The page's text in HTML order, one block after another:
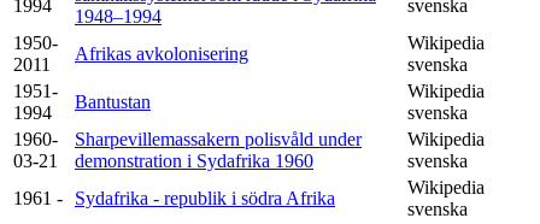
1994
1948–1994
svenska
1950-
2011
Afrikas avkolonisering
Wikipedia
svenska
1951-
1994
Bantustan
Wikipedia
svenska
1960-
03-21
Sharpevillemassakern polisvåld under
demonstration i Sydafrika 1960
Wikipedia
svenska
1961 -
Sydafrika - republik i södra Afrika
Wikipedia
svenska